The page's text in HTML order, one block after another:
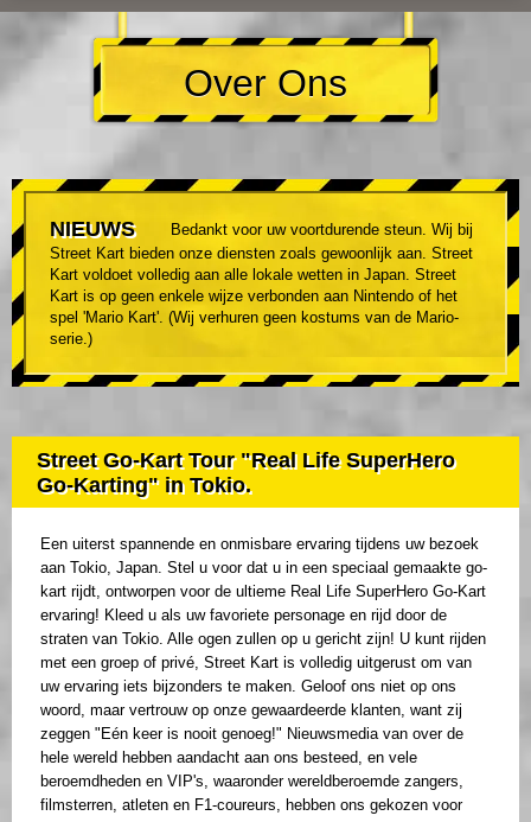
Over Ons
NIEUWS
Bedankt voor uw voortdurende steun. Wij bij
Street Kart bieden onze diensten zoals gewoonlijk aan. Street
Kart voldoet volledig aan alle lokale wetten in Japan. Street
Kart is op geen enkele wijze verbonden aan Nintendo of het
spel 'Mario Kart'. (Wij verhuren geen kostums van de Mario-
serie.)
Street Go-Kart Tour "Real Life SuperHero
Go-Karting" in Tokio.
Een uiterst spannende en onmisbare ervaring tijdens uw bezoek
aan Tokio, Japan. Stel u voor dat u in een speciaal gemaakte go-
kart rijdt, ontworpen voor de ultieme Real Life SuperHero Go-Kart
ervaring! Kleed u als uw favoriete personage en rijd door de
straten van Tokio. Alle ogen zullen op u gericht zijn! U kunt rijden
met een groep of privé, Street Kart is volledig uitgerust om van
uw ervaring iets bijzonders te maken. Geloof ons niet op ons
woord, maar vertrouw op onze gewaardeerde klanten, want zij
zeggen "Eén keer is nooit genoeg!" Nieuwsmedia van over de
hele wereld hebben aandacht aan ons besteed, en vele
beroemdheden en VIP's, waaronder wereldberoemde zangers,
filmsterren, atleten en F1-coureurs, hebben ons gekozen voor